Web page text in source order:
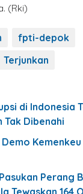
(Rki)
fpti-depok
Terjunkan
di Indonesia
Tak Dibenahi
Kemenkeu
Perang
Tewaskan 164